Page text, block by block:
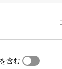
含む